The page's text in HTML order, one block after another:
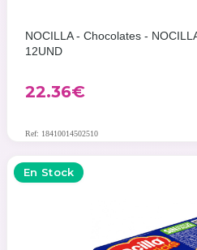
NOCILLA - Chocolates -
12UND
22.36€
Ref: 18410014502510
En Stock